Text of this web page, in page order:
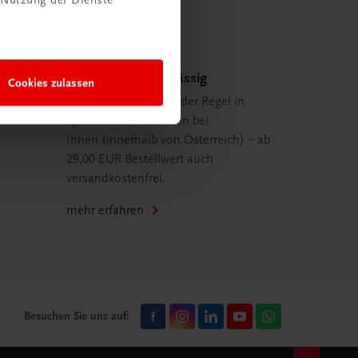
Cookies zulassenSchnell und zuverlässig
Ihre Bestellung ist in der Regel in
spätestens 48 Stunden bei
Ihnen (innerhalb von Österreich) – ab
29,00 EUR Bestellwert auch
versandkostenfrei.
mehr erfahren
Besuchen Sie uns auf: